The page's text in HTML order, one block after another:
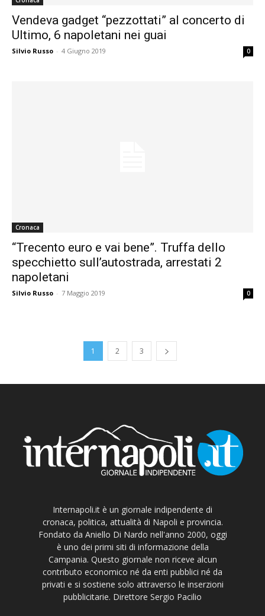
Vendeva gadget “pezzottati” al concerto di
Ultimo, 6 napoletani nei guai
Silvio Russo - 4 Giugno 2019 0
Cronaca
“Trecento euro e vai bene”. Truffa dello
specchietto sull’autostrada, arrestati 2
napoletani
Silvio Russo - 7 Maggio 2019 0
1 2 3
Internapoli.it è un giornale indipendente di
cronaca, politica, attualità di Napoli e provincia.
Fondato da Aniello Di Nardo nell'anno 2000, oggi
è uno dei primi siti di informazione della
Campania. Questo giornale non riceve alcun
contributo economico né da enti pubblici né da
privati e si sostiene solo attraverso le inserzioni
pubblicitarie. Direttore Sergio Pacilio